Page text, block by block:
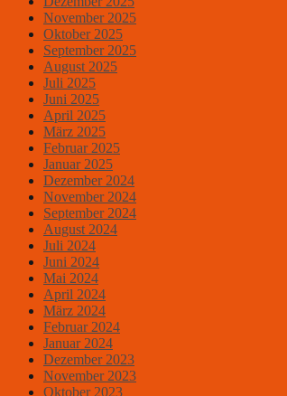
November 2025
Oktober 2025
September 2025
August 2025
Juli 2025
Juni 2025
April 2025
März 2025
Februar 2025
Januar 2025
Dezember 2024
November 2024
September 2024
August 2024
Juli 2024
Juni 2024
Mai 2024
April 2024
März 2024
Februar 2024
Januar 2024
Dezember 2023
November 2023
Oktober 2023